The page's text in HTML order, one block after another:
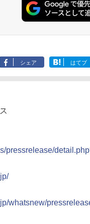
シェア はてブ
pressrelease/
whatsnew/